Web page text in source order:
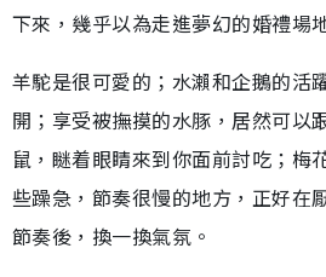
下來，幾乎以為走進夢幻的婚禮場
羊駝是很可愛的；水瀨和企鵝的活
開；享受被撫摸的水豚，居然可以
鼠，瞇着眼睛來到你面前討吃；梅
些躁急，節奏很慢的地方，正好在
節奏後，換一換氣氛。